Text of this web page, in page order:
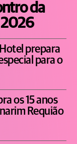
da
2026
prepara
para o
os 15 anos
Requião